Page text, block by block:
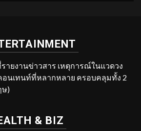
ายงานข่าวสาร เหตุการณ์ในแวดวง
อนเทนท์ที่หลากหลาย ครอบคลุมทั้ง 2
ษ)
& BIZ